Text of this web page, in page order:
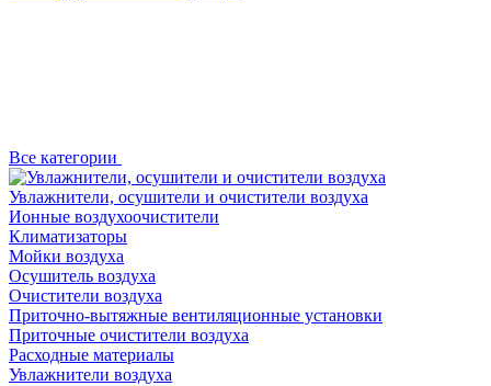
Все категории
Увлажнители, осушители и очистители воздуха
Ионные воздухоочистители
Климатизаторы
Мойки воздуха
Осушитель воздуха
Очистители воздуха
Приточно-вытяжные вентиляционные установки
Приточные очистители воздуха
Расходные материалы
Увлажнители воздуха